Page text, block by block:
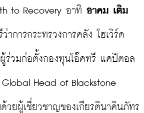
to Recovery อาทิ อาคม เติม
าการกระทรวงการคลัง โฮเวิร์ด
ร่วมก่อตั้งกองทุนโอ๊คทรี แคปิตอล
Head of Blackstone
วยผู้เชี่ยวชาญของเกียรตินาคินภัทร